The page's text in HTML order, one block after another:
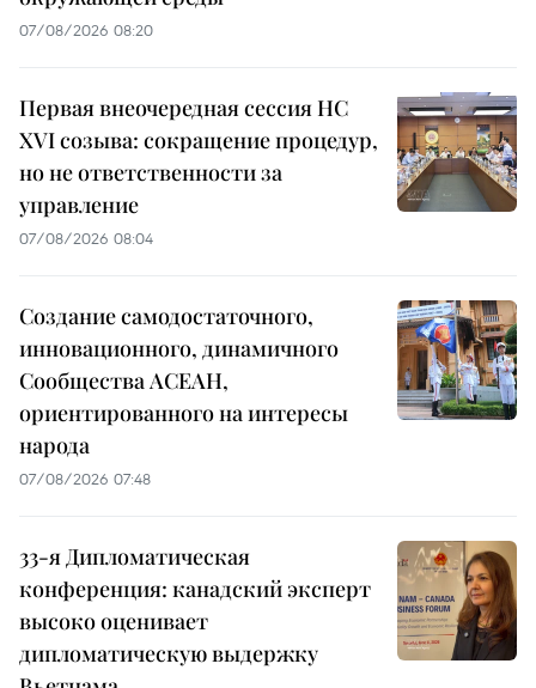
07/08/2026 08:20
Первая внеочередная сессия НС
XVI созыва: сокращение процедур,
но не ответственности за
управление
07/08/2026 08:04
Создание самодостаточного,
инновационного, динамичного
Сообщества АСЕАН,
ориентированного на интересы
народа
07/08/2026 07:48
33-я Дипломатическая
конференция: канадский эксперт
высоко оценивает
дипломатическую выдержку